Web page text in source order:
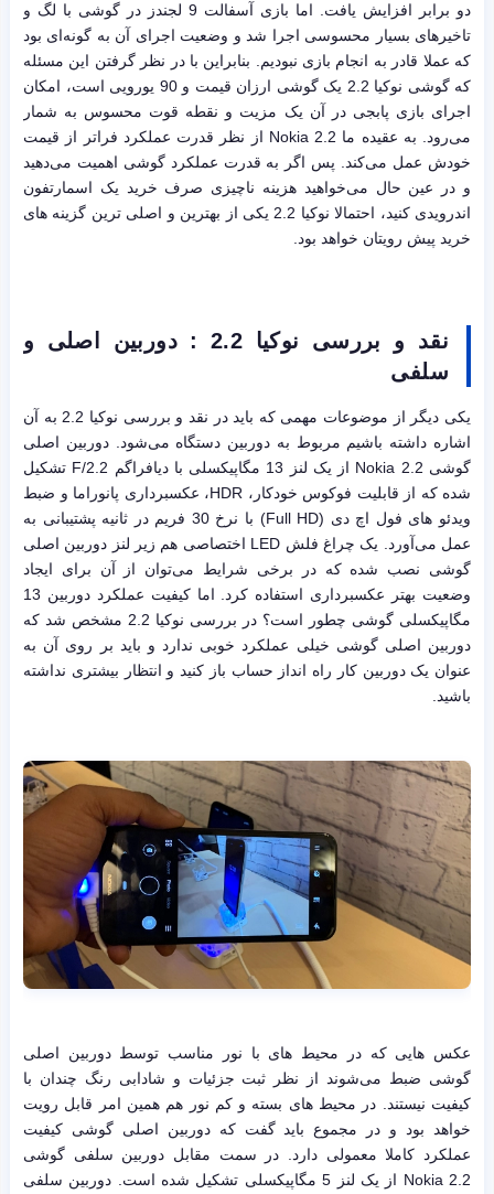
دو برابر افزایش یافت. اما بازی آسفالت 9 لجندز در گوشی با لگ و
تاخیرهای بسیار محسوسی اجرا شد و وضعیت اجرای آن به گونه‌ای بود
که عملا قادر به انجام بازی نبودیم. بنابراین با در نظر گرفتن این مسئله
که گوشی نوکیا 2.2 یک گوشی ارزان قیمت و 90 یورویی است، امکان
اجرای بازی پابجی در آن یک مزیت و نقطه قوت محسوس به شمار
می‌رود. به عقیده ما Nokia 2.2 از نظر قدرت عملکرد فراتر از قیمت
خودش عمل می‌کند. پس اگر به قدرت عملکرد گوشی اهمیت می‌دهید
و در عین حال می‌خواهید هزینه ناچیزی صرف خرید یک اسمارتفون
اندرویدی کنید، احتمالا نوکیا 2.2 یکی از بهترین و اصلی ترین گزینه های
خرید پیش رویتان خواهد بود.
نقد و بررسی نوکیا 2.2 : دوربین اصلی و
سلفی
یکی دیگر از موضوعات مهمی که باید در نقد و بررسی نوکیا 2.2 به آن
اشاره داشته باشیم مربوط به دوربین دستگاه می‌شود. دوربین اصلی
گوشی Nokia 2.2 از یک لنز 13 مگاپیکسلی با دیافراگم F/2.2 تشکیل
شده که از قابلیت فوکوس خودکار، HDR، عکسبرداری پانوراما و ضبط
ویدئو های فول اچ دی (Full HD) با نرخ 30 فریم در ثانیه پشتیبانی به
عمل می‌آورد. یک چراغ فلش LED اختصاصی هم زیر لنز دوربین اصلی
گوشی نصب شده که در برخی شرایط می‌توان از آن برای ایجاد
وضعیت بهتر عکسبرداری استفاده کرد. اما کیفیت عملکرد دوربین 13
مگاپیکسلی گوشی چطور است؟ در بررسی نوکیا 2.2 مشخص شد که
دوربین اصلی گوشی خیلی عملکرد خوبی ندارد و باید بر روی آن به
عنوان یک دوربین کار راه انداز حساب باز کنید و انتظار بیشتری نداشته
باشید.
عکس هایی که در محیط های با نور مناسب توسط دوربین اصلی
گوشی ضبط می‌شوند از نظر ثبت جزئیات و شادابی رنگ چندان با
کیفیت نیستند. در محیط های بسته و کم نور هم همین امر قابل رویت
خواهد بود و در مجموع باید گفت که دوربین اصلی گوشی کیفیت
عملکرد کاملا معمولی دارد. در سمت مقابل دوربین سلفی گوشی
Nokia 2.2 از یک لنز 5 مگاپیکسلی تشکیل شده است. دوربین سلفی